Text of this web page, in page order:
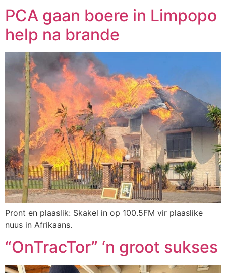
PCA gaan boere in Limpopo
help na brande
Pront en plaaslik: Skakel in op 100.5FM vir plaaslike
nuus in Afrikaans.
“OnTracTor” ‘n groot sukses